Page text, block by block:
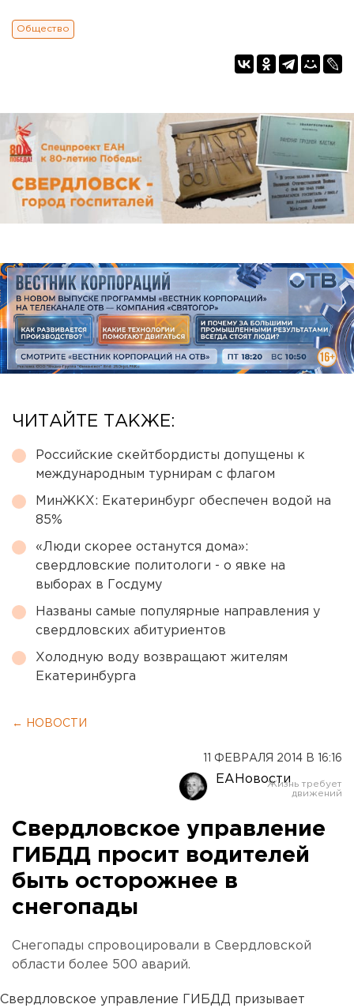
Общество
ЧИТАЙТЕ ТАКЖЕ:
Российские скейтбордисты допущены к
международным турнирам с флагом
МинЖКХ: Екатеринбург обеспечен водой на
85%
«Люди скорее останутся дома»:
свердловские политологи - о явке на
выборах в Госдуму
Названы самые популярные направления у
свердловских абитуриентов
Холодную воду возвращают жителям
Екатеринбурга
← НОВОСТИ
11 ФЕВРАЛЯ 2014 В 16:16
ЕАНовости
Свердловское управление
ГИБДД просит водителей
быть осторожнее в
снегопады
Снегопады спровоцировали в Свердловской
области более 500 аварий.
Свердловское управление ГИБДД призывает